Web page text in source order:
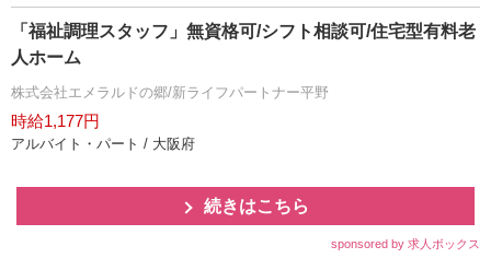
「福祉調理スタッフ」無資格可/シフト相談可/住宅型有料老
人ホーム
株式会社エメラルドの郷/新ライフパートナー平野
時給1,177円
アルバイト・パート / 大阪府
続きはこちら
sponsored by 求人ボックス